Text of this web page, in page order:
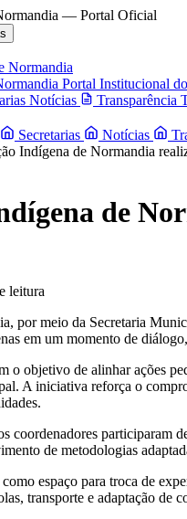
— Portal Oficial
Portal Institucional
Notícias Transparência
Secretarias Notícias
Indígena de Normandia
de
leitura
por meio da Secretaria
em um momento de
o objetivo de alinhar ações
A iniciativa reforça o
coordenadores participaram
de metodologias
espaço para troca de
transporte e adaptação